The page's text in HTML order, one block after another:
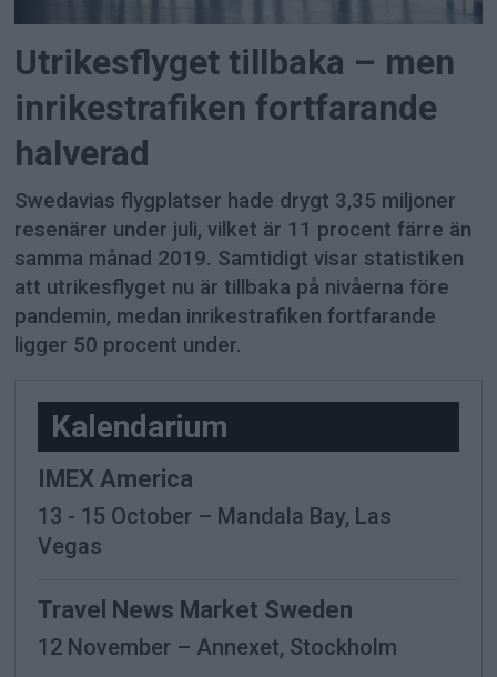
Utrikesflyget tillbaka – men
inrikestrafiken fortfarande
halverad
Swedavias flygplatser hade drygt 3,35 miljoner
resenärer under juli, vilket är 11 procent färre än
samma månad 2019. Samtidigt visar statistiken
att utrikesflyget nu är tillbaka på nivåerna före
pandemin, medan inrikestrafiken fortfarande
ligger 50 procent under.
Kalendarium
IMEX America
13 - 15 October – Mandala Bay, Las
Vegas
Travel News Market Sweden
12 November – Annexet, Stockholm